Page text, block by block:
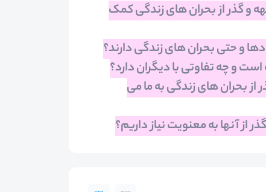
و گذر از بحران های زندگی کمک
و حتی بحران های زندگی دارند؟
و چه تفاوتی با دیگران دارد؟
بحران های زندگی به ما می
از آنها به معنویت نیاز داریم؟